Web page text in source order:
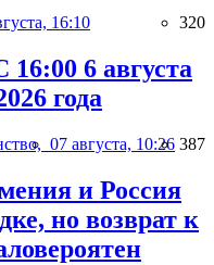
16:10 320
6 августа
года
07 августа, 10:26 387
и Россия
но возврат к